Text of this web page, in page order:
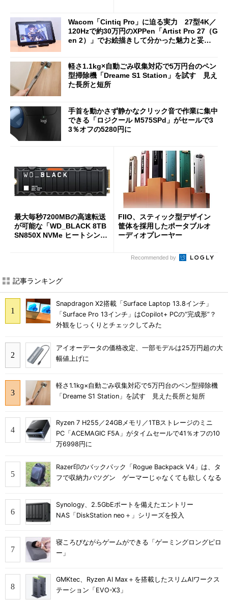
ut」が明...
Wacom「Cintiq Pro」に迫る実力 27型4K／
120Hzで約30万円のXPPen「Artist Pro 27（G
en 2）」でお絵描きして分かった魅力と妥協
軽さ1.1kg×自動ごみ収集対応で5万円台のペン
型掃除機「Dreame S1 Station」を試す 見え
た長所と短所
手首を動かさず静かなクリック音で作業に集中
できる「ロジクール M575SPd」がセールで3
3％オフの5280円に
最大毎秒7200MBの高速転送
が可能な「WD_BLACK 8TB
SN850X NVMe ヒートシンク
FIIO、スティック型デザイン
筐体を採用したポータブルオ
ーディオプレーヤー
Recommended by
記事ランキング
Snapdragon X2搭載「Surface Laptop 13.8インチ」
「Surface Pro 13インチ」はCopilot+ PCの“完成形”？
外観をじっくりとチェックしてみた
アイオーデータの価格改定、一部モデルは25万円超の大
幅値上げに
軽さ1.1kg×自動ごみ収集対応で5万円台のペン型掃除機
「Dreame S1 Station」を試す 見えた長所と短所
Ryzen 7 H255／24GBメモリ／1TBストレージのミニ
PC「ACEMAGIC F5A」がタイムセールで41％オフの10
万6998円に
Razer印のバックパック「Rogue Backpack V4」は、タ
フで収納力バツグン ゲーマーじゃなくても欲しくなる
Synology、2.5GbEポートを備えたエントリー
NAS「DiskStation neo＋」シリーズを投入
寝ころびながらゲームができる「ゲーミングロングピロ
ー」
GMKtec、Ryzen AI Max＋を搭載したスリムAIワークス
テーション「EVO-X3」